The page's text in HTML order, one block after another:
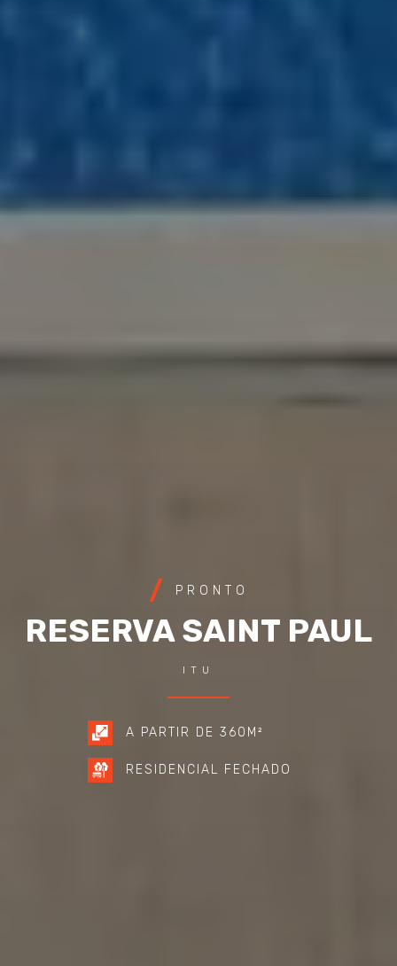
PRONTO
RESERVA SAINT PAUL
ITU
A PARTIR DE 360M²
RESIDENCIAL FECHADO